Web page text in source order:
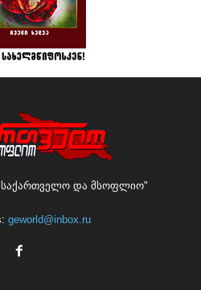
"საქართველო და მსოფლიო"
geworld@inbox.ru